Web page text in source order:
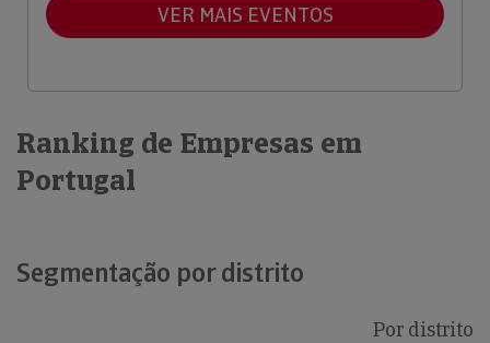
VER MAIS EVENTOS
Ranking de Empresas em
Portugal
Segmentação por distrito
Por distrito